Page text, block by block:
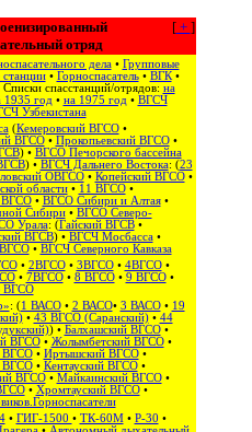
[+ ]
отряд
дела• Групповые
станции• Горноспасатель• ВГК•
спасстанций/отрядов: на
1935 год • на 1975 год • ВГСЧ
Узбекистана
(Кемеровский ВГСО•
ВГСО• Прокопьевский ВГСО•
) • ВГСО Печорского бассейна
) • ВГСЧ Дальнего Востока: (23
ОВГСО• Копейский ВГСО•
области• 11 ВГСО•
ВГСО‎ • ВГСО Сибири и Алтая‎ •
Сибири• ВГСО Северо-
Урала: (Гайский ВГСВ•
ВГСВ) • ВГСЧ Мосбасса•
• ВГСЧ Северного Кавказа
• 2ВГСО• 3ВГСО• 4ВГСО•
• 7ВГСО• 8 ВГСО• 9 ВГСО•
ВГСО
: (1 ВАСО• 2 ВАСО• 3 ВАСО• 19
• 43 ВГСО (Саранский)• 44
) • Балхашский ВГСО•
ВГСО• Жолымбетский ВГСО•
ВГСО• Иртышский ВГСО•
ВГСО• Кентауский ВГСО•
ВГСО• Майкаинский ВГСО•
• Хромтауский ВГСО•
• ГИГ-1500 • ТК-60М• Р-30 •